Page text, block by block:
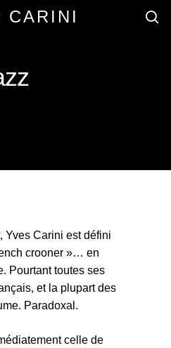
CARINI
Yves Carini est défini
crooner »… en
Pourtant toutes ses
et la plupart des
Paradoxal.
celle de